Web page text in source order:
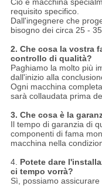
Ciò è macchina
requisito specifico.
Dall'ingegnere che
bisogno dei circa 25 -
2. Che cosa la vostra
controllo di qualità?
Paghiamo la molto più
dall'inizio alla
Ogni macchina
sarà collaudata prima
3. Che cosa è la
Il tempo di garanzia di
componenti di fama
macchina nella
4. Potete dare
ci tempo vorrà?
Sì, possiamo